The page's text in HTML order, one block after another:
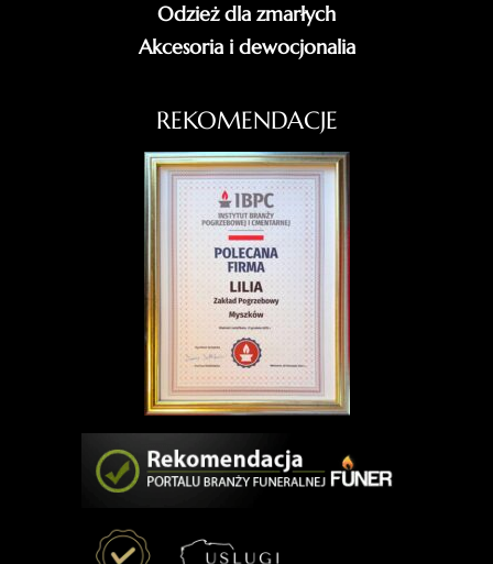
Odzież dla zmarłych
Akcesoria i dewocjonalia
REKOMENDACJE